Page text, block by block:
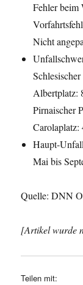
Fehler beim
Nicht
Albertplatz:
Pirnaischer
Carolaplatz:
Haupt-
Mai bis
Quelle: DNN
[Artikel wurde
Teilen mit: